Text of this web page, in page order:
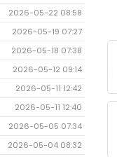
2026-05-22 08:58
2026-05-19 07:27
2026-05-18 07:38
2026-05-12 09:14
2026-05-11 12:42
2026-05-11 12:40
2026-05-05 07:34
2026-05-04 08:32